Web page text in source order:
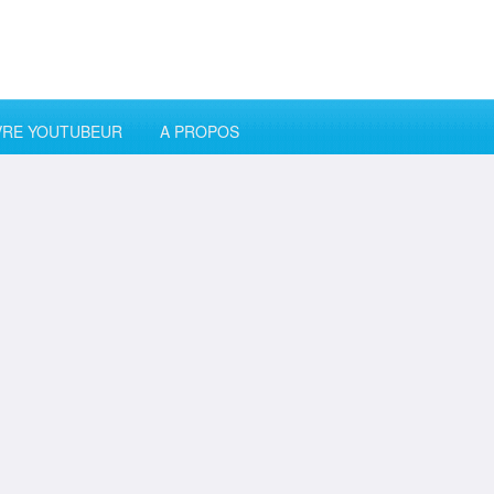
YOUTUBEUR A PROPOS